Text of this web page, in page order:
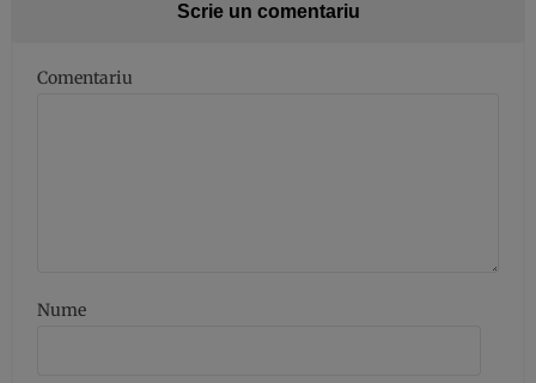
Scrie un comentariu
Comentariu
Nume